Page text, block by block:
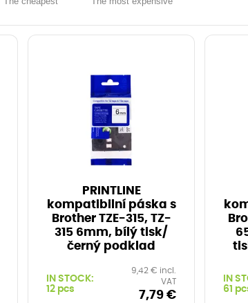
PRINTLINE
kompatibilní páska s
Brother TZE-315, TZ-
315 6mm, bílý tisk/
černý podklad
IN STOCK:
12 pcs
9,42 € incl.
VAT
7,79 €
IN
61